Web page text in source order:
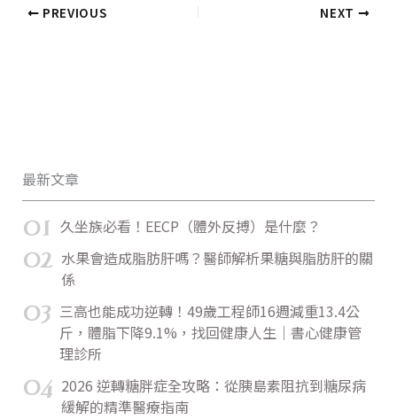
PREVIOUS NEXT
最新文章
01 久坐族必看！EECP（體外反搏）是什麼？
02 水果會造成脂肪肝嗎？醫師解析果糖與脂肪肝的關
係
03 三高也能成功逆轉！49歲工程師16週減重13.4公
斤，體脂下降9.1%，找回健康人生｜書心健康管
理診所
04 2026 逆轉糖胖症全攻略：從胰島素阻抗到糖尿病
緩解的精準醫療指南